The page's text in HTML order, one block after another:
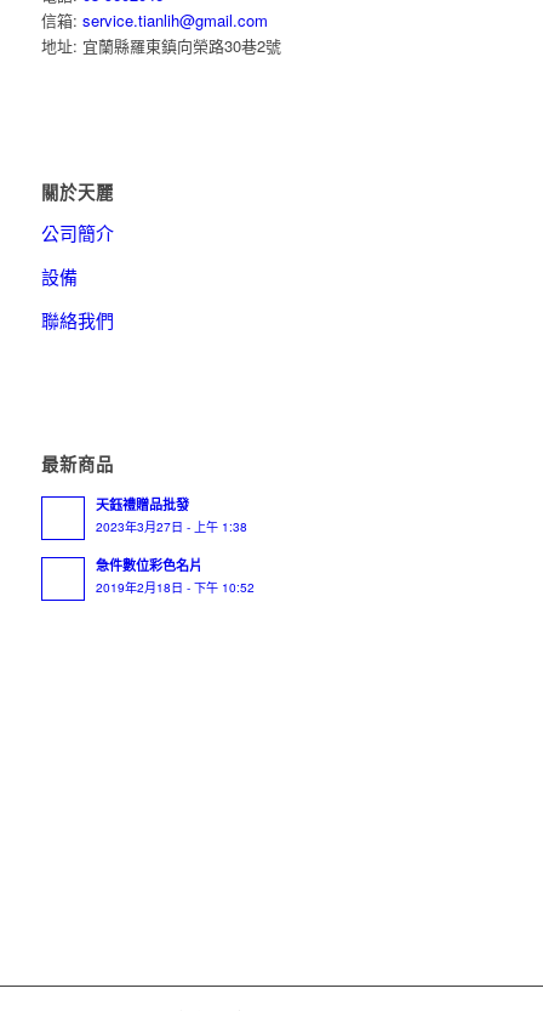
信箱: service.tianlih@gmail.com
地址: 宜蘭縣羅東鎮向榮路30巷2號
關於天麗
公司簡介
設備
聯絡我們
最新商品
天鈺禮贈品批發
2023年3月27日 - 上午 1:38
急件數位彩色名片
2019年2月18日 - 下午 10:52